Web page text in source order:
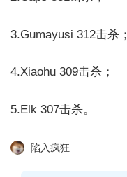
3.Gumayusi 312击杀；
4.Xiaohu 309击杀；
5.Elk 307击杀。
陷入疯狂